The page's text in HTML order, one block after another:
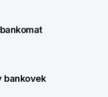
bankovek